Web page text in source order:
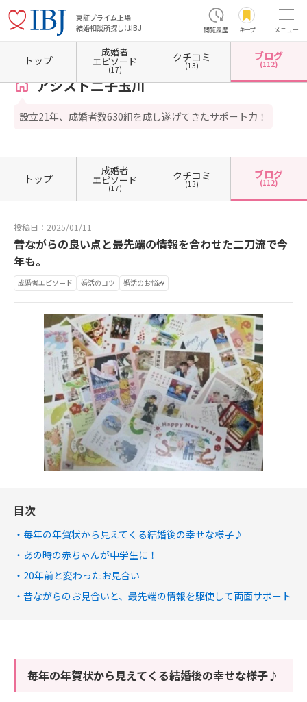
東証プライム上場
結婚相談所探しはIBJ
閲覧履歴 キープ メニュー
ホーム 東京都の結婚相談所 東京都世田谷区 アシスト二子玉川 カウンセラーブログ
アシスト二子玉川
設立21年、成婚者数630組を成し遂げてきたサポート力！
トップ
成婚者
エピソード
(17)
クチコミ
(13)
ブログ
(112)
トップ
成婚者
エピソード
(17)
クチコミ
(13)
ブログ
(112)
投稿日：2025/01/11
昔ながらの良い点と最先端の情報を合わせた二刀流で今
年も。
成婚者エピソード 婚活のコツ 婚活のお悩み
目次
毎年の年賀状から見えてくる結婚後の幸せな様子♪
あの時の赤ちゃんが中学生に！
20年前と変わったお見合い
昔ながらのお見合いと、最先端の情報を駆使して両面サポート
毎年の年賀状から見えてくる結婚後の幸せな様子♪